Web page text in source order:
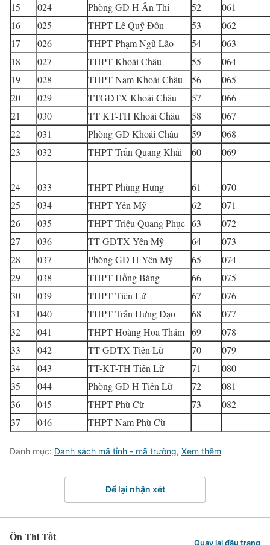
15
024 Phòng GD H Ân Thi 52
061
16
025 THPT Lê Quỹ Đôn 53
062
17
026 THPT Phạm Ngũ Lão 54
063
18
027 THPT Khoái Châu 55
064
19
028 THPT Nam Khoái Châu 56
065
20
029 TTGDTX Khoái Châu 57
066
21
030 TT KT-TH Khoái Châu 58
067
22
031 Phòng GD Khoái Châu 59
068
23
032 THPT Trần Quang Khải 60 069
24 033 THPT Phùng Hưng 61
070
25
034 THPT Yên Mỹ 62
071
26
035 THPT Triệu Quang Phục 63
072
27
036 TT GDTX Yên Mỹ 64
073
28
037 Phòng GD H Yên Mỹ 65
074
29
038 THPT Hồng Bàng 66
075
30
039 THPT Tiên Lữ 67
076
31
040 THPT Trần Hưng Đạo 68
077
32
041 THPT Hoàng Hoa Thám 69
078
33
042 TT GDTX Tiên Lữ 70
079
34
043 TT-KT-TH Tiên Lữ 71
080
35
044 Phòng GD H Tiên Lữ 72
081
36
045 THPT Phù Cừ 73
082
37
046 THPT Nam Phù Cừ
Danh mục: Danh sách mã tỉnh - mã trường, Xem thêm
Để lại nhận xét
Ôn Thi Tốt Quay lại đầu trang